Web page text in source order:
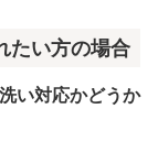
たい方の場合
い対応かどうか